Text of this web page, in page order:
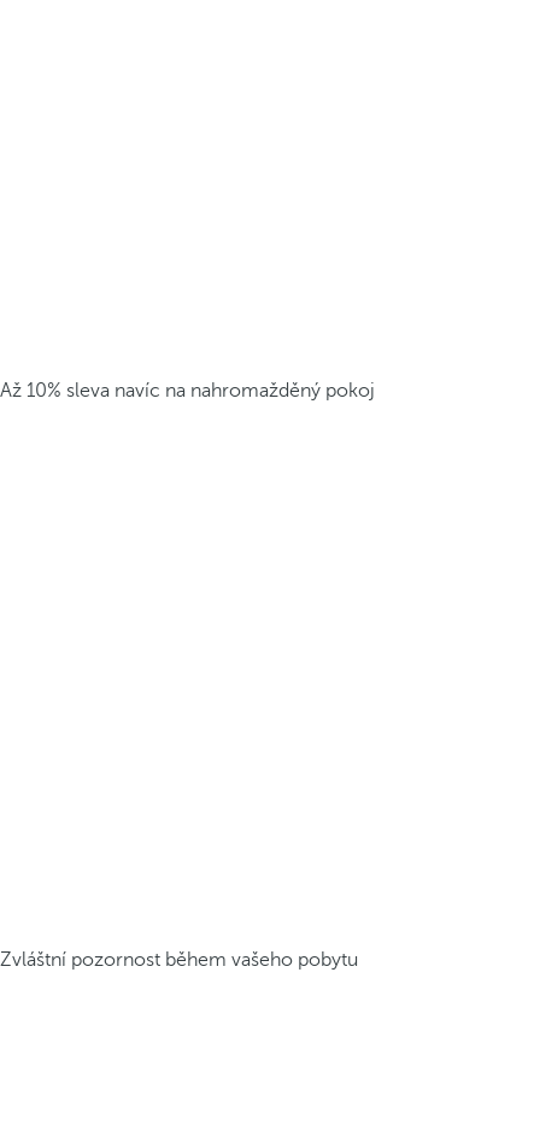
Až 10% sleva navíc na nahromažděný pokoj
Zvláštní pozornost během vašeho pobytu